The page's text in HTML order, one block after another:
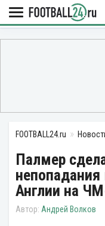
FOOTBALL24.ru
Палмер
непопадания
Англии на
Андрей Волков